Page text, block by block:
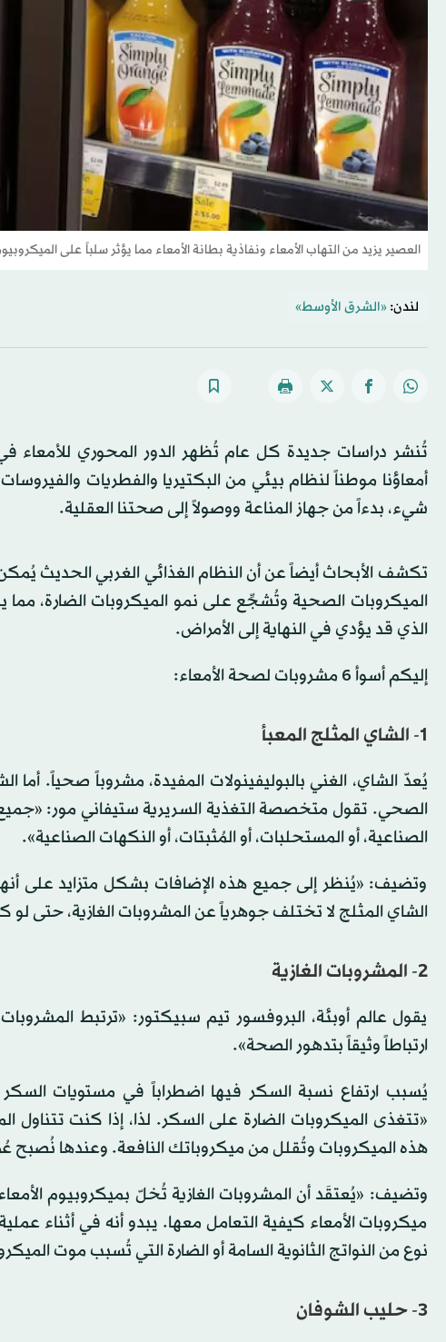
العصير يزيد من التهاب الأمعاء ونفاذية بطانة الأمعاء مما يؤثر سلباً على
لندن: «الشرق الأوسط»
تُنشر دراسات جديدة كل عام تُظهر الدور المحوري للأمعاء
أمعاؤنا موطناً لنظام بيئي من البكتيريا والفطريات
شيء، بدءاً من جهاز المناعة ووصولاً إلى صحتنا العقلية.
تكشف الأبحاث أيضاً عن أن النظام الغذائي الغربي الحديث
الميكروبات الصحية وتُشجِّع على نمو الميكروبات الضارة، مما
الذي قد يؤدي في النهاية إلى الأمراض.
إليكم أسوأ 6 مشروبات لصحة الأمعاء:
1- الشاي المثلج المعبأ
يُعدّ الشاي، الغني بالبوليفينولات المفيدة، مشروباً صحياً.
الصحي. تقول متخصصة التغذية السريرية ستيفاني مور: «جميع
الصناعية، أو المستحلبات، أو المُثبتات، أو النكهات الصناعية».
وتضيف: «يُنظر إلى جميع هذه الإضافات بشكل متزايد على
الشاي المثلج لا تختلف جوهرياً عن المشروبات الغازية، حتى
2- المشروبات الغازية
يقول عالم أوبئة، البروفسور تيم سبيكتور: «ترتبط
ارتباطاً وثيقاً بتدهور الصحة».
يُسبب ارتفاع نسبة السكر فيها اضطراباً في مستويات
«تتغذى الميكروبات الضارة على السكر. لذا، إذا كنت تتناول
هذه الميكروبات وتُقلل من ميكروباتك النافعة. وعندها نُصبح
وتضيف: «يُعتقَد أن المشروبات الغازية تُخلّ بميكروبيوم
ميكروبات الأمعاء كيفية التعامل معها. يبدو أنه في أثناء
نوع من النواتج الثانوية السامة أو الضارة التي تُسبب موت
3- حليب الشوفان